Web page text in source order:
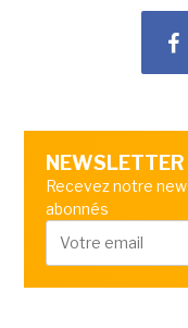
NEWSLETTER
Recevez notre
abonnés